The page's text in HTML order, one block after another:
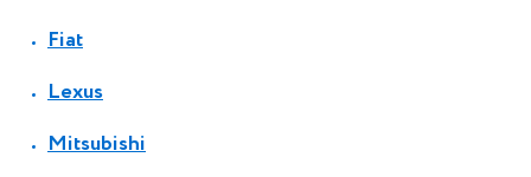
Fiat
Lexus
Mitsubishi